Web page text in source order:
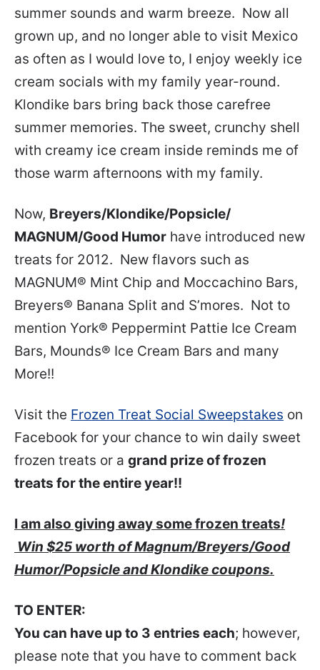
summer sounds and warm breeze. Now all
grown up, and no longer able to visit Mexico
as often as I would love to, I enjoy weekly ice
cream socials with my family year-round.
Klondike bars bring back those carefree
summer memories. The sweet, crunchy shell
with creamy ice cream inside reminds me of
those warm afternoons with my family.
Now, Breyers/Klondike/Popsicle/
MAGNUM/Good Humor have introduced new
treats for 2012. New flavors such as
MAGNUM® Mint Chip and Moccachino Bars,
Breyers® Banana Split and S’mores. Not to
mention York® Peppermint Pattie Ice Cream
Bars, Mounds® Ice Cream Bars and many
More!!
Visit the Frozen Treat Social Sweepstakes on
Facebook for your chance to win daily sweet
frozen treats or a grand prize of frozen
treats for the entire year!!
I am also giving away some frozen treats!
Win $25 worth of Magnum/Breyers/Good
Humor/Popsicle and Klondike coupons.
TO ENTER:
You can have up to 3 entries each; however,
please note that you have to comment back